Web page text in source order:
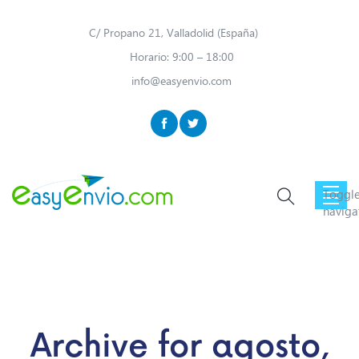
C/ Propano 21, Valladolid (España)
Horario: 9:00 – 18:00
info@easyenvio.com
Archive for agosto,